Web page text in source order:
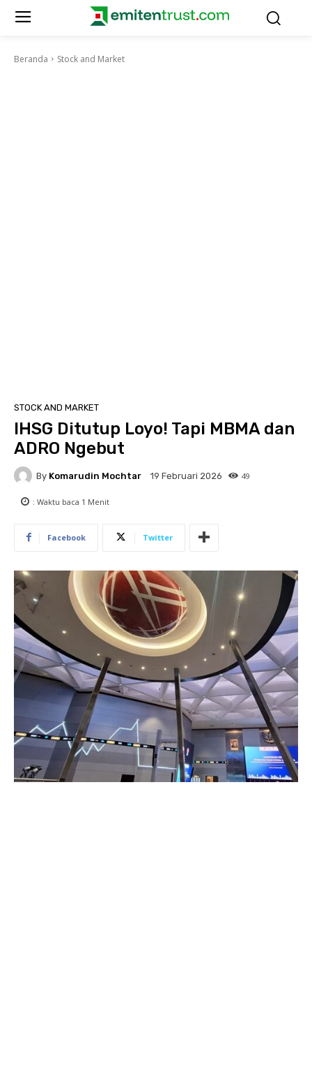
Beranda Stock and Market
STOCK AND MARKET
IHSG Ditutup Loyo! Tapi MBMA dan
ADRO Ngebut
By Komarudin Mochtar 19 Februari 2026 49
: Waktu baca 1 Menit
Facebook Twitter